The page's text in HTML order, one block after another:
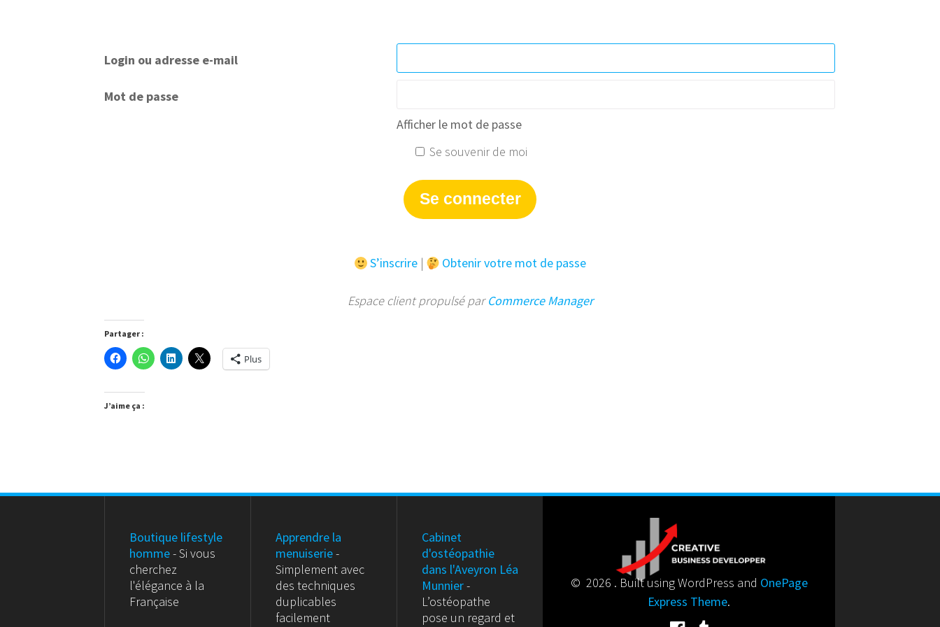
Login ou adresse e-mail
Mot de passe
Afficher le mot de passe
Se souvenir de moi
S’inscrire| Obtenir votre mot de passe
Espace client propulsé parCommerce Manager
Partager :
Plus
J’aime ça :
Boutique lifestyle
homme- Si vous
cherchez
l'élégance à la
Française
Apprendre la
menuiserie-
Simplement avec
des techniques
duplicables
facilement
Cabinet
d'ostéopathie
dans l'Aveyron Léa
Munnier-
L’ostéopathe
pose un regard et
© 2026 . Built using WordPress and OnePage
Express Theme.